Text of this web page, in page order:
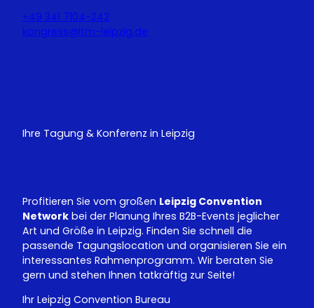
+49 341 7104-242
kongress@ltm-leipzig.de
u
b
d
Ihre Tagung & Konferenz in Leipzig
Profitieren Sie vom großen Leipzig Convention
Network bei der Planung Ihres B2B-Events jeglicher
Art und Größe in Leipzig. Finden Sie schnell die
passende Tagungslocation und organisieren Sie ein
interessantes Rahmenprogramm. Wir beraten Sie
gern und stehen Ihnen tatkräftig zur Seite!
Ihr Leipzig Convention Bureau